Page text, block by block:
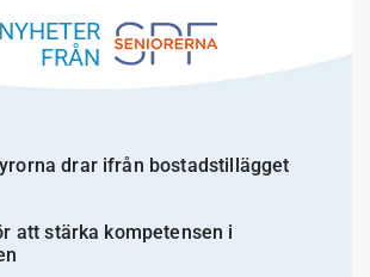
NYHETER
FRÅN
drar ifrån bostadstillägget
att stärka kompetensen i